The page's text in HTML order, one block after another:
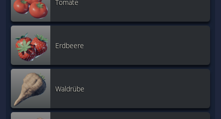
Tomate
Erdbeere
Waldrübe